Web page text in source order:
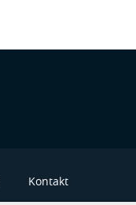
Kontakt